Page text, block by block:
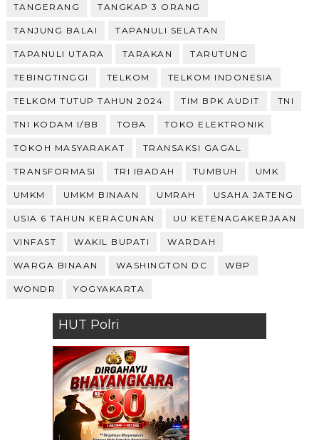
TANGERANG TANGKAP 3 ORANG
TANJUNG BALAI TAPANULI SELATAN
TAPANULI UTARA TARAKAN TARUTUNG
TEBINGTINGGI TELKOM TELKOM INDONESIA
TELKOM TUTUP TAHUN 2024 TIM BPK AUDIT TNI
TNI KODAM I/BB TOBA TOKO ELEKTRONIK
TOKOH MASYARAKAT TRANSAKSI GAGAL
TRANSFORMASI TRI IBADAH TUMBUH UMK
UMKM UMKM BINAAN UMRAH USAHA JATENG
USIA 6 TAHUN KERACUNAN UU KETENAGAKERJAAN
VINFAST WAKIL BUPATI WARDAH
WARGA BINAAN WASHINGTON DC WBP
WONDR YOGYAKARTA
HUT Polri